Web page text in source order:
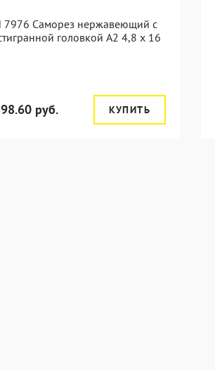
7976 Саморез нержавеющий с
головкой А2 4,8 x 16
руб. КУПИТЬ